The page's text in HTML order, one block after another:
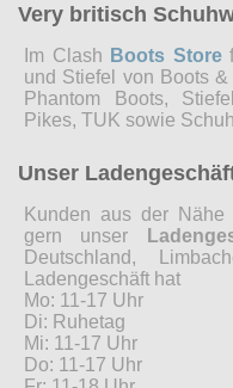
Very britisch
Im Clash Boots Store
und Stiefel von Boots
Phantom Boots,
Pikes, TUK sowie
Unser
Kunden aus der Nähe
gern unser
Deutschland,
Ladengeschäft hat
Mo: 11-17 Uhr
Di: Ruhetag
Mi: 11-17 Uhr
Do: 11-17 Uhr